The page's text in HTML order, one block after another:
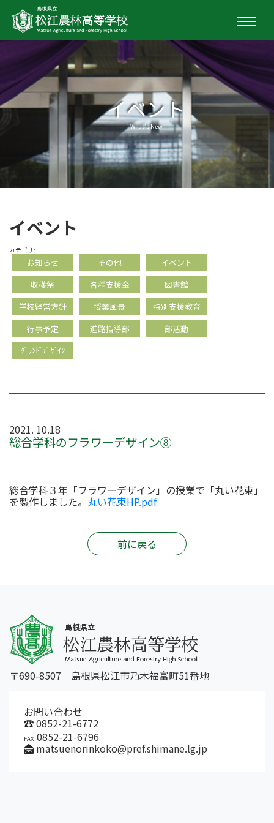
イベント
What's New
イベント
カテゴリ:
お知らせ その他
イベント
収穫祭
各種支援金
図書館
学校経営方針
授業風景
特別支援教育
行事予定
進路指導部
部活動
ｸﾞﾗﾝﾄﾞﾃﾞｻﾞｲﾝ
2021. 10.18
総合学科のフラワーデザイン⑧
総合学科３年「フラワーデザイン」の授業で「丸い花束」
を製作しました。 丸い花束HP.pdf
前に戻る
〒690-8507 島根県松江市乃木福富町51番地
お問い合わせ
0852-21-6772
FAX 0852-21-6796
matsuenorinkoko@pref.shimane.lg.jp